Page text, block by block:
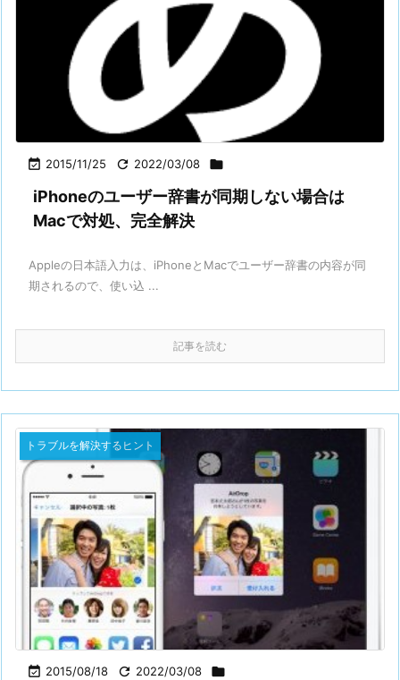
 2015/11/25  2022/03/08 
iPhoneのユーザー辞書が同期しない場合は
Macで対処、完全解決
Appleの日本語入力は、iPhoneとMacでユーザー辞書の内容が同
期されるので、使い込 ...
記事を読む
 2015/08/18  2022/03/08 
トラブルを解決するヒント